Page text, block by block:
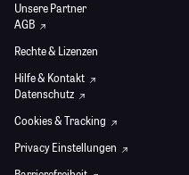
Unsere Partner
AGB
Rechte & Lizenzen
Hilfe & Kontakt
Datenschutz
Cookies & Tracking
Privacy Einstellungen